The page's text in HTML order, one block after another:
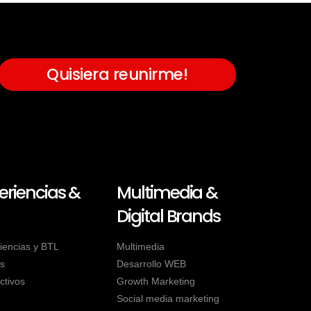
Quisiera reunirme!
&
y BTL
Multimedia &
Digital Brands
Multimedia
Desarrollo WEB
Growth Marketing
Social media marketing